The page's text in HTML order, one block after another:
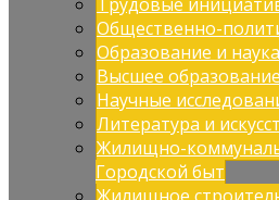
Общественно-
Образование и наука
Высшее образование
Научные
Литература и
Жилищно-
Городской быт